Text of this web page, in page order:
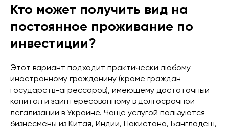
Кто может получить вид на
постоянное проживание по
инвестиции?
Этот вариант подходит практически любому
иностранному гражданину (кроме граждан
государств-агрессоров), имеющему достаточный
капитал и заинтересованному в долгосрочной
легализации в Украине. Чаще услугой пользуются
бизнесмены из Китая, Индии, Пакистана, Бангладеш,